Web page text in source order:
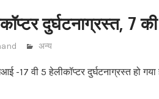
दुर्घटनाग्रस्त, 7
अन्य
-17 वी 5 हेलीकॉप्टर दुर्घटनाग्रस्त हो गया